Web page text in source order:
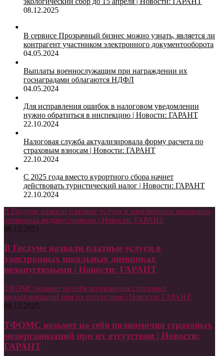
08.12.2025
В сервисе Прозрачный бизнес можно узнать, является ли
контрагент участником электронного документооборота
04.05.2024
Выплаты военнослужащим при награждении их
госнаградами облагаются НДФЛ
04.05.2024
Для исправления ошибок в налоговом уведомлении
нужно обратиться в инспекцию | Новости: ГАРАНТ
22.10.2024
Налоговая служба актуализировала форму расчета по
страховым взносам | Новости: ГАРАНТ
22.10.2024
С 2025 года вместо курортного сбора начнет
действовать туристический налог | Новости: ГАРАНТ
22.10.2024
В Госдуме назвали платные услуги в электронных школьных
дневниках недопустимыми | Новости: ГАРАНТ
08.12.2025
В Госдуме назвали платные услуги в
электронных школьных дневниках
недопустимыми | Новости: ГАРАНТ
ТФОМС возьмет на себя полномочия страховых
медорганизаций при их отсутствии | Новости: ГАРАНТ
08.12.2025
ТФОМС возьмет на себя полномочия страховых
медорганизаций при их отсутствии | Новости:
ГАРАНТ